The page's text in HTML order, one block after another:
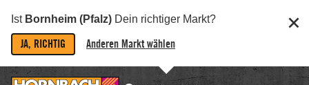
Ist Bornheim (Pfalz) Dein richtiger Markt?
JA, RICHTIG Anderen Markt wählen